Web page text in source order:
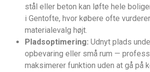
stål eller beton kan løfte hele
i Gentofte, hvor købere ofte
materialevalg højt.
Pladsoptimering: Udnyt plads
opbevaring eller små rum —
maksimerer funktion uden at gå på